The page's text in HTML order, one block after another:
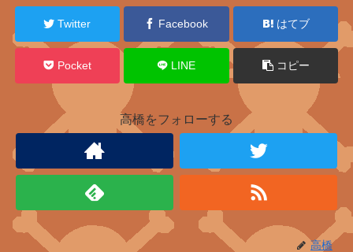
ー
ド
キ
テ
フ
Twitter Facebook はてブ
Pocket LINE コピー
高橋をフォローする
高橋